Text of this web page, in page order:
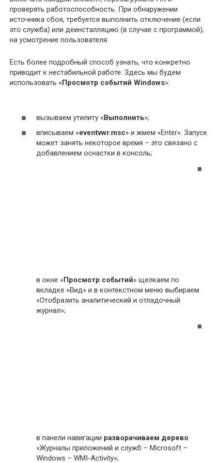
проверять работоспособность. При обнаружении
источника сбоя, требуется выполнить отключение (если
это служба) или деинсталляцию (в случае с программой),
на усмотрение пользователя.
Есть более подробный способ узнать, что конкретно
приводит к нестабильной работе. Здесь мы будем
использовать «Просмотр событий Windows»:
вызываем утилиту «Выполнить»;
вписываем «eventvwr.msc» и жмем «Enter». Запуск
может занять некоторое время – это связано с
добавлением оснастки в консоль;
в окне « Просмотр событий» щелкаем по
вкладке «Вид» и в контекстном меню выбираем
«Отобразить аналитический и отладочный
журнал»;
в панели навигации разворачиваем дерево
«Журналы приложений и служб – Microsoft –
Windows – WMI-Activity»;